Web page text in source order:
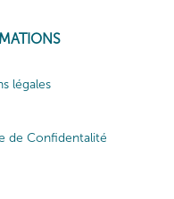
légales
de Confidentalité